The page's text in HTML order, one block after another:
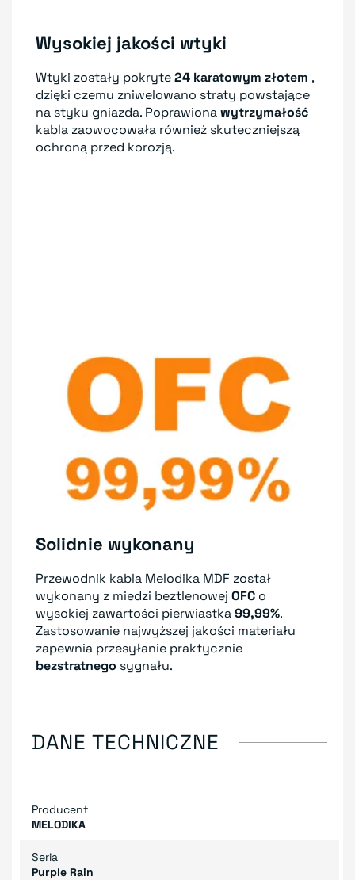
Wysokiej jakości wtyki
Wtyki zostały pokryte24 karatowym złotem ,
dzięki czemu zniwelowano straty powstające
na styku gniazda. Poprawionawytrzymałość
kabla zaowocowała również skuteczniejszą
ochroną przed korozją.
Solidnie wykonany
Przewodnik kabla Melodika MDF został
wykonany z miedzi beztlenowej OFC o
wysokiej zawartości pierwiastka99,99%.
Zastosowanie najwyższej jakości materiału
zapewnia przesyłanie praktycznie
bezstratnego sygnału.
DANE TECHNICZNE
Producent
MELODIKA
Seria
Purple Rain